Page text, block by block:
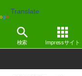
Translate
検索 Impressサイト
Webサービス